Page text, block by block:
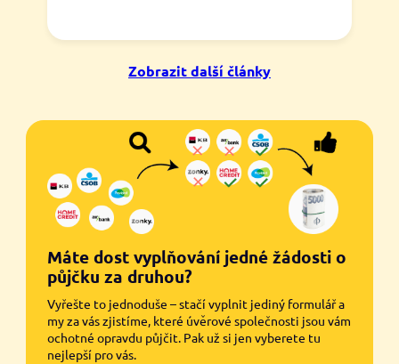
Zobrazit další články
Máte dost vyplňování jedné žádosti o
půjčku za druhou?
Vyřešte to jednoduše – stačí vyplnit jediný formulář a
my za vás zjistíme, které úvěrové společnosti jsou vám
ochotné opravdu půjčit. Pak už si jen vyberete tu
nejlepší pro vás.